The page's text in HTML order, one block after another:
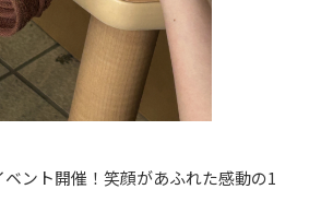
ント開催！笑顔があふれた感動の1